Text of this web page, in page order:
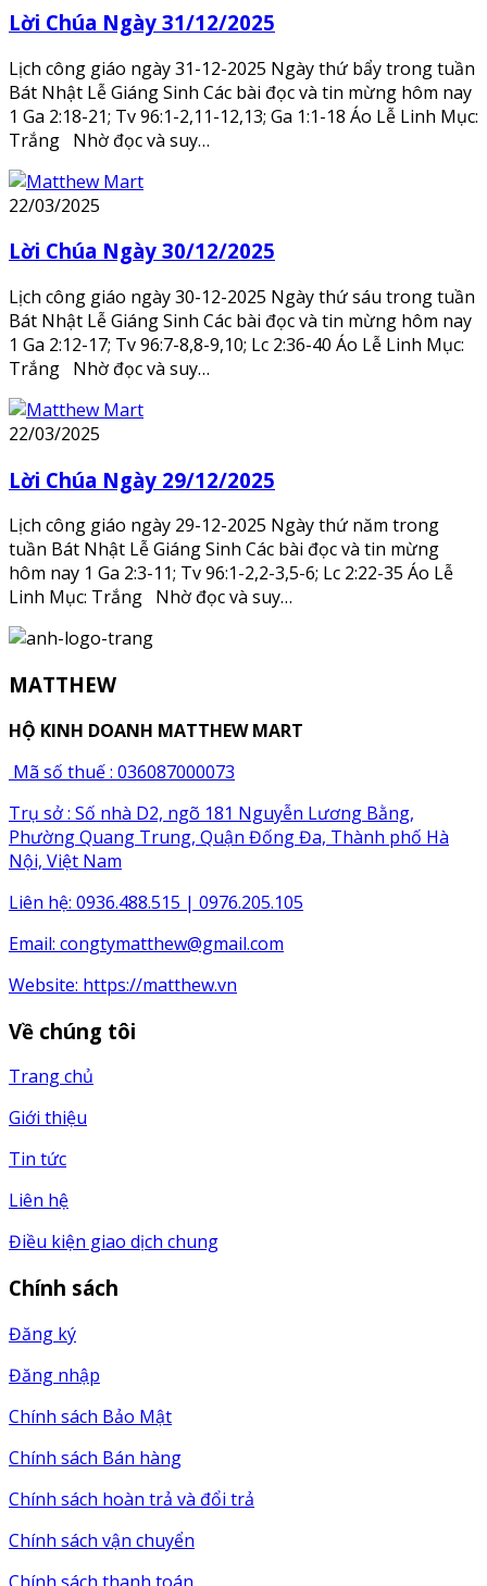
Lời Chúa Ngày 31/12/2025
Lịch công giáo ngày 31-12-2025 Ngày thứ bẩy trong tuần
Bát Nhật Lễ Giáng Sinh Các bài đọc và tin mừng hôm nay
1 Ga 2:18-21; Tv 96:1-2,11-12,13; Ga 1:1-18 Áo Lễ Linh Mục:
Trắng Nhờ đọc và suy…
22/03/2025
Lời Chúa Ngày 30/12/2025
Lịch công giáo ngày 30-12-2025 Ngày thứ sáu trong tuần
Bát Nhật Lễ Giáng Sinh Các bài đọc và tin mừng hôm nay
1 Ga 2:12-17; Tv 96:7-8,8-9,10; Lc 2:36-40 Áo Lễ Linh Mục:
Trắng Nhờ đọc và suy…
22/03/2025
Lời Chúa Ngày 29/12/2025
Lịch công giáo ngày 29-12-2025 Ngày thứ năm trong
tuần Bát Nhật Lễ Giáng Sinh Các bài đọc và tin mừng
hôm nay 1 Ga 2:3-11; Tv 96:1-2,2-3,5-6; Lc 2:22-35 Áo Lễ
Linh Mục: Trắng Nhờ đọc và suy…
MATTHEW
HỘ KINH DOANH MATTHEW MART
Mã số thuế : 036087000073
Trụ sở : Số nhà D2, ngõ 181 Nguyễn Lương Bằng,
Phường Quang Trung, Quận Đống Đa, Thành phố Hà
Nội, Việt Nam
Liên hệ: 0936.488.515 | 0976.205.105
Email: congtymatthew@gmail.com
Website: https://matthew.vn
Về chúng tôi
Trang chủ
Giới thiệu
Tin tức
Liên hệ
Điều kiện giao dịch chung
Chính sách
Đăng ký
Đăng nhập
Chính sách Bảo Mật
Chính sách Bán hàng
Chính sách hoàn trả và đổi trả
Chính sách vận chuyển